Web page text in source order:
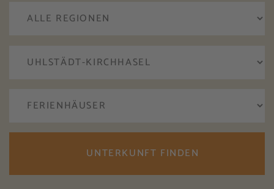
UNTERKUNFT FINDEN